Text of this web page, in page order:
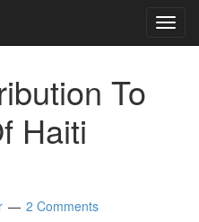
To
Haiti
2 Comments